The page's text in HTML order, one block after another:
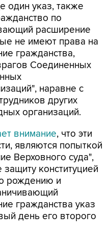
один указ, также
по
расширение
не имеют права на
гражданства,
Соединенных
наравне с
других
организаций.
внимание, что эти
являются попыткой
Верховного суда",
конституцией
рождению и
гражданства указ
день его второго